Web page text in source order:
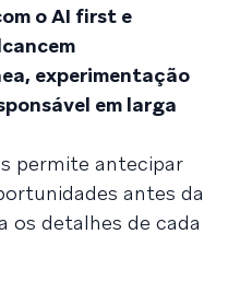
o AI first e
experimentação
em larga
permite antecipar
antes da
os detalhes de cada